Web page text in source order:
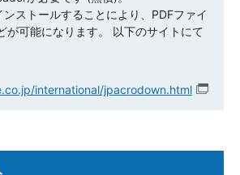
ストールすることにより、PDFファイ
が可能になります。 以下のサイトにて
international/jpacrodown.html